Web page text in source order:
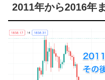
2011年から2016年